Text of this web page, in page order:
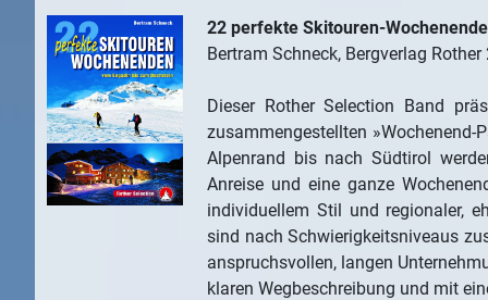
22 perfekte Skitouren-
Bertram Schneck, Bergverlag
Dieser Rother Selection Band
zusammengestellten
Alpenrand bis nach Südtirol
Anreise und eine ganze
individuellem Stil und regionaler,
sind nach Schwierigkeitsniveaus
anspruchsvollen, langen
klaren Wegbeschreibung und mit